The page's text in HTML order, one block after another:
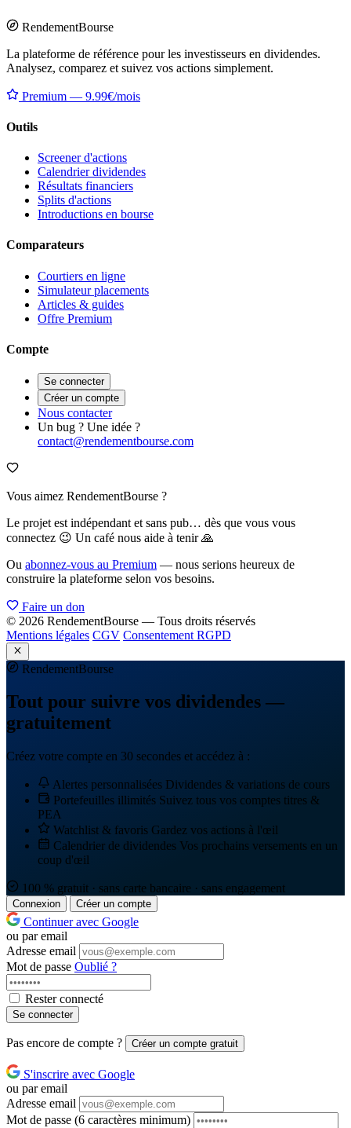
RendementBourse
La plateforme de référence pour les investisseurs en dividendes.
Analysez, comparez et suivez vos actions simplement.
Premium — 9.99€/mois
Outils
Screener d'actions
Calendrier dividendes
Résultats financiers
Splits d'actions
Introductions en bourse
Comparateurs
Courtiers en ligne
Simulateur placements
Articles & guides
Offre Premium
Compte
Se connecter
Créer un compte
Nous contacter
Un bug ? Une idée ?
contact@rendementbourse.com
Vous aimez RendementBourse ?
Le projet est indépendant et sans pub… dès que vous vous
connectez 😉 Un café nous aide à tenir 🙏
Ou abonnez-vous au Premium — nous serions heureux de
construire la plateforme selon vos besoins.
Faire un don
© 2026 RendementBourse — Tous droits réservés
Mentions légales CGV Consentement RGPD
RendementBourse
Tout pour suivre vos dividendes —
gratuitement
Créez votre compte en 30 secondes et accédez à :
Alertes personnalisées Dividendes & variations de cours
Portefeuilles illimités Suivez tous vos comptes titres &
PEA
Watchlist & favoris Gardez vos actions à l'œil
Calendrier de dividendes Vos prochains versements en un
coup d'œil
100 % gratuit · sans carte bancaire · sans engagement
Connexion Créer un compte
Continuer avec Google
ou par email
Adresse email
Mot de passe Oublié ?
Rester connecté
Se connecter
Pas encore de compte ? Créer un compte gratuit
S'inscrire avec Google
ou par email
Adresse email
Mot de passe (6 caractères minimum)